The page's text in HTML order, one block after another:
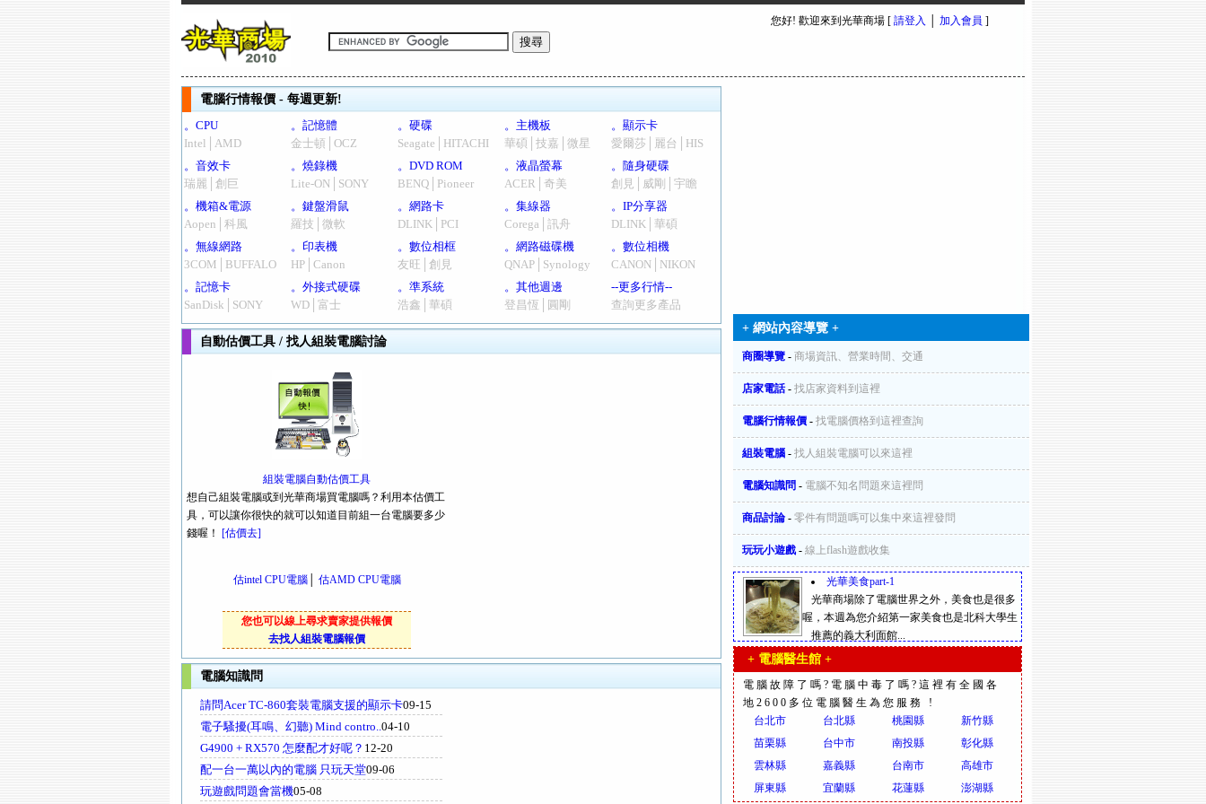
您好! 歡迎來到光華商場 [ 請登入 加入會員 ]
電腦行情報價 - 每週更新!
。CPU
Intel│AMD
。記憶體
金士頓│OCZ
。硬碟
Seagate│HITACHI
。主機板
華碩│技嘉│微星
。顯示卡
愛爾莎│麗台│HIS
。音效卡
瑞麗│創巨
。燒錄機
Lite-ON│SONY
。DVD ROM
BENQ│Pioneer
。液晶螢幕
ACER│奇美
。隨身硬碟
創見│威剛│宇瞻
。機箱&電源
Aopen│科風
。鍵盤滑鼠
羅技│微軟
。網路卡
DLINK│PCI
。集線器
Corega│訊舟
。IP分享器
DLINK│華碩
。無線網路
3COM│BUFFALO
。印表機
HP│Canon
。數位相框
友旺│創見
。網路磁碟機
QNAP│Synology
。數位相機
CANON│NIKON
。記憶卡
SanDisk│SONY
。外接式硬碟
WD│富士
。準系統
浩鑫│華碩
。其他週邊
登昌恆│圓剛
--更多行情--
查詢更多產品
自動估價工具 / 找人組裝電腦討論
組裝電腦自動估價工具
想自己組裝電腦或到光華商場買電腦嗎？利用本估價工
具，可以讓你很快的就可以知道目前組一台電腦要多少
錢喔！ [估價去]
估intel CPU電腦│ 估AMD CPU電腦
您也可以線上尋求賣家提供報價
去找人組裝電腦報價
電腦知識問
請問Acer TC-860套裝電腦支援的顯示卡09-15
電子騷擾(耳鳴、幻聽) Mind contro..04-10
G4900 + RX570 怎麼配才好呢？ 12-20
配一台一萬以內的電腦 只玩天堂09-06
玩遊戲問題會當機05-08
+ 網站內容導覽 +
商圈導覽 - 商場資訊、營業時間、交通
店家電話- 找店家資料到這裡
電腦行情報價 - 找電腦價格到這裡查詢
組裝電腦 - 找人組裝電腦可以來這裡
電腦知識問 - 電腦不知名問題來這裡問
商品討論 - 零件有問題嗎可以集中來這裡發問
玩玩小遊戲 - 線上flash遊戲收集
光華美食part-1
光華商場除了電腦世界之外，美食也是很多
喔，本週為您介紹第一家美食也是北科大學生
推薦的義大利面館...
+ 電腦醫生館 +
電腦故障了嗎?電腦中毒了嗎?這裡有全國各
地2600多位電腦醫生為您服務 !
台北市
台北縣 桃園縣
新竹縣
苗栗縣
台中市 南投縣
彰化縣
雲林縣
嘉義縣 台南市
高雄市
屏東縣
宜蘭縣 花蓮縣 澎湖縣